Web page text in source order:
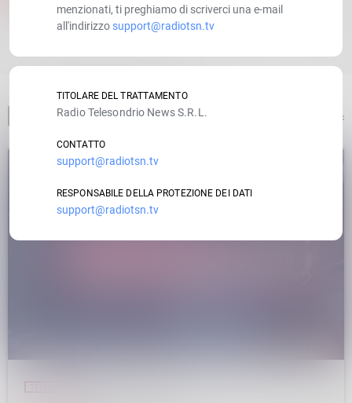
ARTICOLO PRECEDENTE
menzionati, ti preghiamo di scriverci una e-mail
all'indirizzo support@radiotsn.tv
TITOLARE DEL TRATTAMENTO
Radio Telesondrio News S.R.L.
CONTATTO
support@radiotsn.tv
RESPONSABILE DELLA PROTEZIONE DEI DATI
support@radiotsn.tv